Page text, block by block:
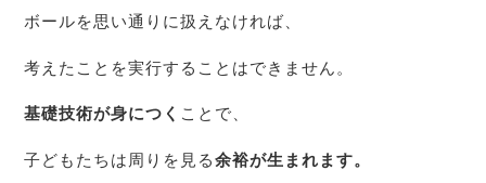
ボールを思い通りに扱えなければ、
考えたことを実行することはできません。
基礎技術が身につく ことで、
子どもたちは周りを見る余裕が生まれます。